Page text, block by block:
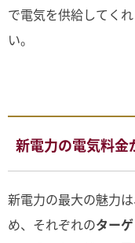
で電気を供給してく
い。
新電力の電気料金
新電力の最大の魅力は
め、それぞれのター